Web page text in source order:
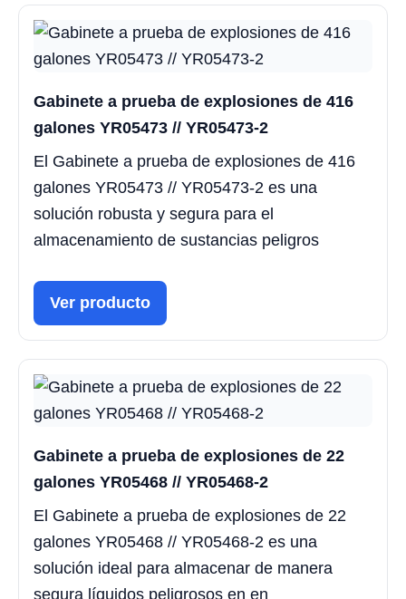
Gabinete a prueba de explosiones de 416
galones YR05473 // YR05473-2
El Gabinete a prueba de explosiones de 416
galones YR05473 // YR05473-2 es una
solución robusta y segura para el
almacenamiento de sustancias peligros
Ver producto
Gabinete a prueba de explosiones de 22
galones YR05468 // YR05468-2
El Gabinete a prueba de explosiones de 22
galones YR05468 // YR05468-2 es una
solución ideal para almacenar de manera
segura líquidos peligrosos en en